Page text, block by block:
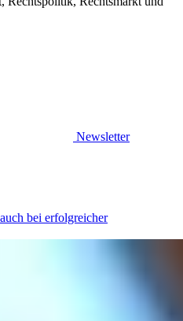
Newsletter
bei erfolgreicher